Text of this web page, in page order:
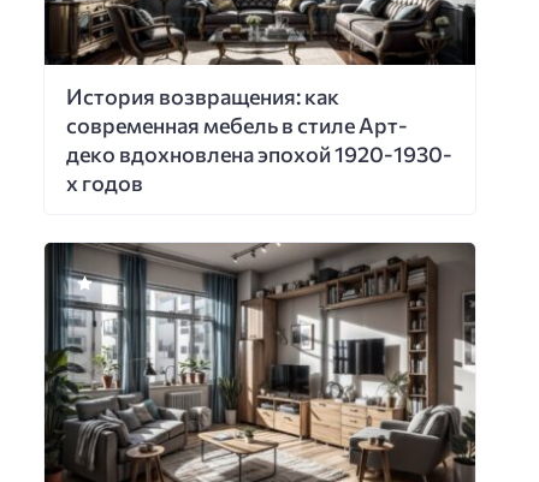
История возвращения: как
современная мебель в стиле Арт-
деко вдохновлена эпохой 1920-1930-
х годов